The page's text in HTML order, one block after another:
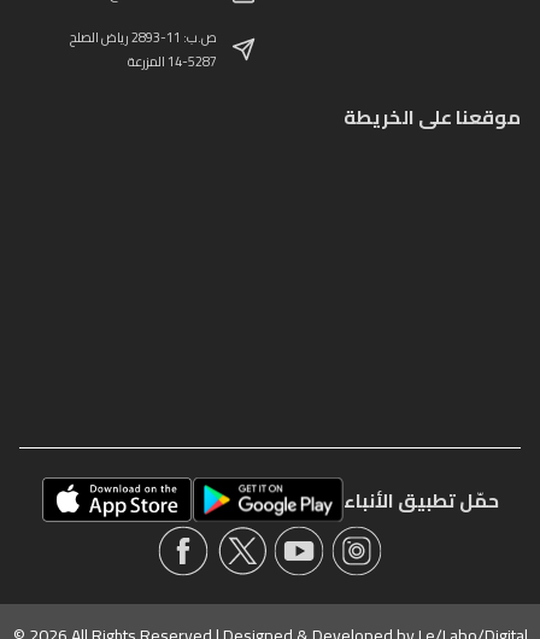
ص.ب: 11-2893 رياض الصلح
14-5287 المزرعة
موقعنا على الخريطة
حمّل تطبيق الأنباء